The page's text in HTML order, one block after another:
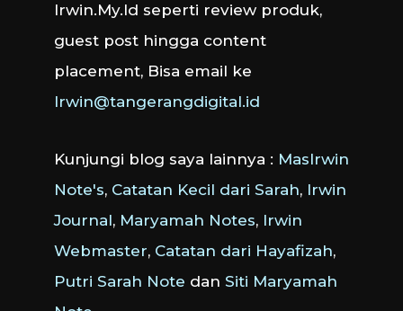
Irwin.My.Id seperti review produk,
guest post hingga content
placement, Bisa email ke
Irwin@tangerangdigital.id
Kunjungi blog saya lainnya : MasIrwin
Note's, Catatan Kecil dari Sarah, Irwin
Journal, Maryamah Notes, Irwin
Webmaster, Catatan dari Hayafizah,
Putri Sarah Note dan Siti Maryamah